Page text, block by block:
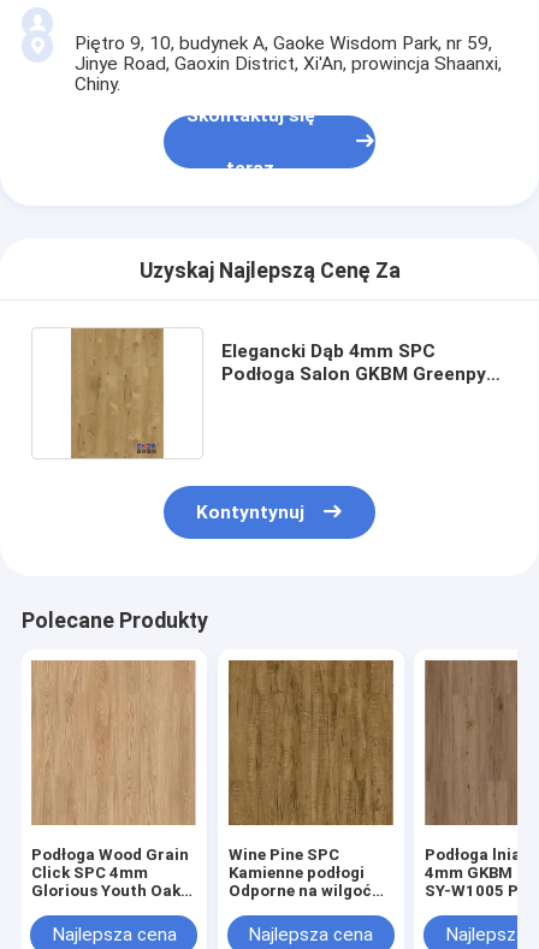
Piętro 9, 10, budynek A, Gaoke Wisdom Park, nr 59,
Jinye Road, Gaoxin District, Xi'An, prowincja Shaanxi,
Chiny.
Skontaktuj się
teraz
Uzyskaj Najlepszą Cenę Za
Elegancki Dąb 4mm SPC
Podłoga Salon GKBM Greenpy
Kontyntynuj
Polecane Produkty
Podłoga Wood Grain
Click SPC 4mm
Glorious Youth Oak
W1002
Najlepsza cena
Wine Pine SPC
Kamienne podłogi
Odporne na wilgoć
elastyczność GKBM
Greenpy SY-W1004
Najlepsza cena
Podłoga
4mm GKBM
SY-W1005
kamienia
Najlepsza